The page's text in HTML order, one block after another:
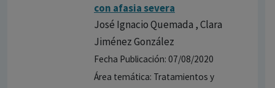
con afasia severa
José Ignacio Quemada , Clara
Jiménez González
Fecha Publicación: 07/08/2020
Área temática: Tratamientos y